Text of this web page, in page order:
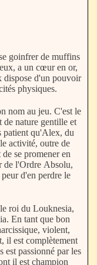
goinfrer de muffins
a un cœur en or,
dispose d'un pouvoir
physiques.
nom au jeu. C'est le
nature gentille et
patient qu'Alex, du
activité, outre de
se promener en
de l'Ordre Absolu,
d'en perdre le
roi du Louknesia,
En tant que bon
violent,
il est complètement
est passionné par les
il est champion